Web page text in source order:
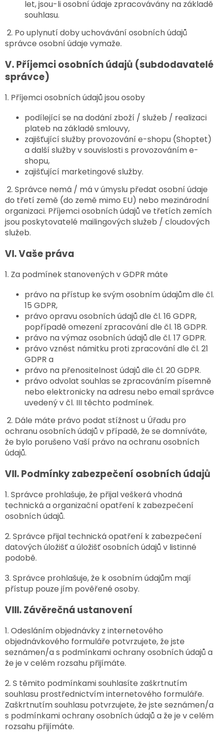
let, jsou-li osobní údaje zpracovávány na základě
souhlasu.
2. Po uplynutí doby uchovávání osobních údajů
správce osobní údaje vymaže.
V.Příjemci osobních údajů (subdodavatelé
správce)
1. Příjemci osobních údajů jsou osoby
podílející se na dodání zboží / služeb / realizaci
plateb na základě smlouvy,
zajišťující služby provozování e-shopu (Shoptet)
a další služby v souvislosti s provozováním e-
shopu,
zajišťující marketingové služby.
2. Správce nemá / má v úmyslu předat osobní údaje
do třetí země (do země mimo EU) nebo mezinárodní
organizaci. Příjemci osobních údajů ve třetích zemích
jsou poskytovatelé mailingových služeb / cloudových
služeb.
VI.Vaše práva
1. Za podmínek stanovených v GDPR máte
právo na přístup ke svým osobním údajům dle čl.
15 GDPR,
právo opravu osobních údajů dle čl. 16 GDPR,
popřípadě omezení zpracování dle čl. 18 GDPR.
právo na výmaz osobních údajů dle čl. 17 GDPR.
právo vznést námitku proti zpracování dle čl. 21
GDPR a
právo na přenositelnost údajů dle čl. 20 GDPR.
právo odvolat souhlas se zpracováním písemně
nebo elektronicky na adresu nebo email správce
uvedený v čl. III těchto podmínek.
2. Dále máte právo podat stížnost u Úřadu pro
ochranu osobních údajů v případě, že se domníváte,
že bylo porušeno Vaší právo na ochranu osobních
údajů.
VII.Podmínky zabezpečení osobních údajů
1. Správce prohlašuje, že přijal veškerá vhodná
technická a organizační opatření k zabezpečení
osobních údajů.
2. Správce přijal technická opatření k zabezpečení
datových úložišť a úložišť osobních údajů v listinné
podobě.
3. Správce prohlašuje, že k osobním údajům mají
přístup pouze jím pověřené osoby.
VIII.Závěrečná ustanovení
1. Odesláním objednávky z internetového
objednávkového formuláře potvrzujete, že jste
seznámen/a s podmínkami ochrany osobních údajů a
že je v celém rozsahu přijímáte.
2. S těmito podmínkami souhlasíte zaškrtnutím
souhlasu prostřednictvím internetového formuláře.
Zaškrtnutím souhlasu potvrzujete, že jste seznámen/a
s podmínkami ochrany osobních údajů a že je v celém
rozsahu přijímáte.